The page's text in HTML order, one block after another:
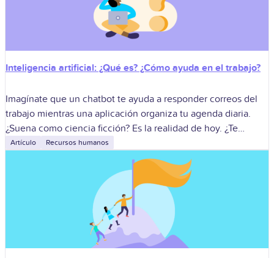
Inteligencia artificial: ¿Qué es? ¿Cómo ayuda en el trabajo?
Imagínate que un chatbot te ayuda a responder correos del
trabajo mientras una aplicación organiza tu agenda diaria.
¿Suena como ciencia ficción? Es la realidad de hoy. ¿Te
acuerdas cuando
Artículo Recursos humanos